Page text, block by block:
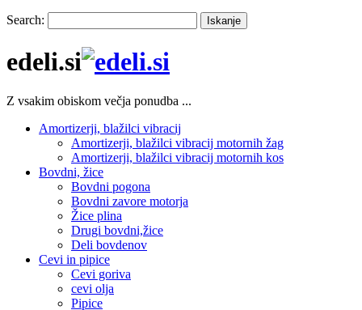
Search: Iskanje
edeli.si
Z vsakim obiskom večja ponudba ...
Amortizerji, blažilci vibracij
Amortizerji, blažilci vibracij motornih žag
Amortizerji, blažilci vibracij motornih kos
Bovdni, žice
Bovdni pogona
Bovdni zavore motorja
Žice plina
Drugi bovdni,žice
Deli bovdenov
Cevi in pipice
Cevi goriva
cevi olja
Pipice